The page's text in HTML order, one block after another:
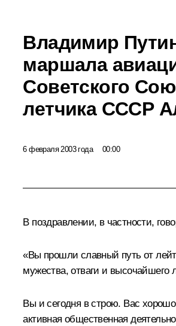
Владимир
маршала
Советского
летчика СССР
6 февраля 2003 года 00:00
В поздравлении, в частности,
«Вы прошли славный путь от
мужества, отваги и высочайшего
Вы и сегодня в строю. Вас
активная общественная